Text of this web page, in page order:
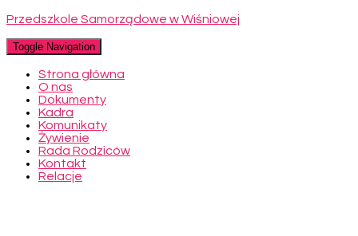
Przedszkole Samorządowe w Wiśniowej
Toggle Navigation
Strona główna
O nas
Dokumenty
Kadra
Komunikaty
Żywienie
Rada Rodziców
Kontakt
Relacje